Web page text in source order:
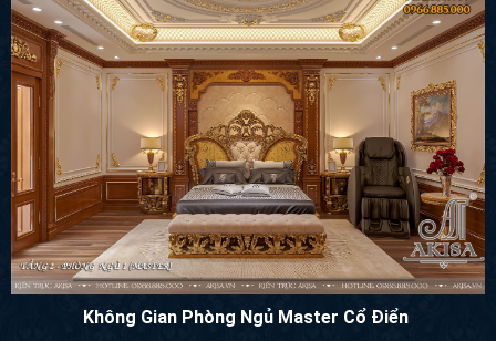
Không Gian Phòng Ngủ Master Cổ Điển
Bước lên không gian tầng 2, phòng ngủ Master hiện ra như một
vương quốc thu nhỏ, nơi hội tụ đỉnh cao của nghệ thuật thiết kế